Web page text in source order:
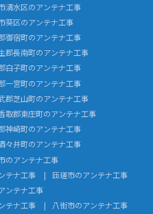
清水区のアンテナ工事
葵区のアンテナ工事
御宿町のアンテナ工事
郡長南町のアンテナ工事
白子町のアンテナ工事
一宮町のアンテナ工事
郡芝山町のアンテナ工事
取郡東庄町のアンテナ工事
神崎町のアンテナ工事
々井町のアンテナ工事
のアンテナ工事
テナ工事
匝瑳市のアンテナ工事
ンテナ工事
テナ工事
八街市のアンテナ工事